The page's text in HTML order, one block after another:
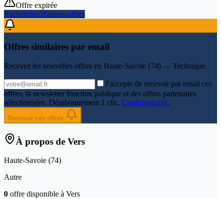
Offre expirée
Rechercher d'autres offres
Offres similaires par email
Recevez les nouvelles offres en Haute-Savoie (74) — Technique.
J'accepte de recevoir par email ces
offres, la newsletter fonction publique et des offres partenaires
sélectionnées. Désabonnement 1 clic. Confidentialité.
Recevoir ces offres
À propos de Vers
Haute-Savoie (74)
Autre
0 offre disponible à Vers